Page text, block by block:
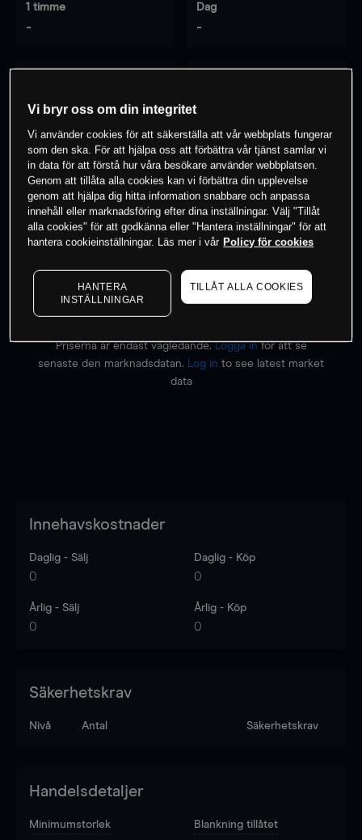
1 timme
-
Dag
-
0% av kunderna har en position i detta
instrument
Börja handla
Priserna är endast vägledande.Logga inför att se
senaste den marknadsdatan.
Log in to see latest market
data
Innehavskostnader
Daglig - Sälj
0
Daglig - Köp
0
Årlig - Sälj
0
Årlig - Köp
0
Säkerhetskrav
Nivå Antal Säkerhetskrav
Handelsdetaljer
Minimumstorlek Blankning tillåtet
Vi bryr oss om din integritet
Vi använder cookies för att säkerställa att vår webbplats fungerar
som den ska. För att hjälpa oss att förbättra vår tjänst samlar vi
in data för att förstå hur våra besökare använder webbplatsen.
Genom att tillåta alla cookies kan vi förbättra din upplevelse
genom att hjälpa dig hitta information snabbare och anpassa
innehåll eller marknadsföring efter dina inställningar. Välj "Tillåt
alla cookies" för att godkänna eller "Hantera inställningar" för att
hantera cookieinställningar. Läs mer i vår Policy för cookies
HANTERA
INSTÄLLNINGAR
TILLÅT ALLA COOKIES